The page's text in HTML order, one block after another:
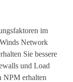
im
Network
Sie bessere
und Load
NPM erhalten